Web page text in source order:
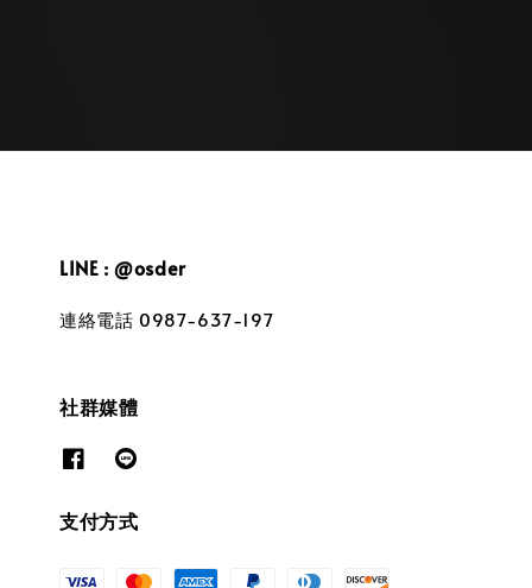
LINE : @osder
連絡電話 0987-637-197
社群媒體
支付方式